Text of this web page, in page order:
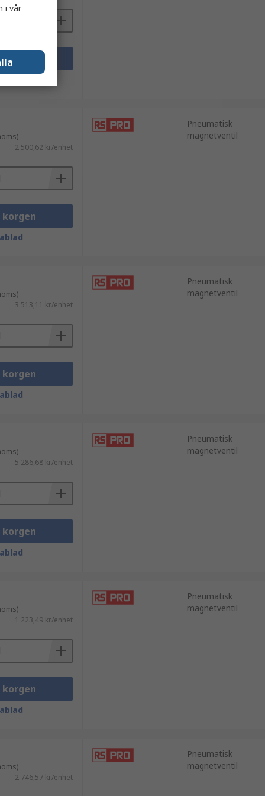
2 500,62 kr/enhet
korgen
Pneumatisk
magnetventil
3 513,11 kr/enhet
korgen
Pneumatisk
magnetventil
5 286,68 kr/enhet
korgen
Pneumatisk
magnetventil
1 223,49 kr/enhet
korgen
Pneumatisk
magnetventil
2 746,57 kr/enhet
Pneumatisk
magnetventil
i vår